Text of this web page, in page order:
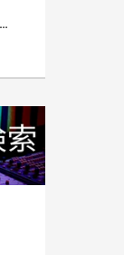
M!LK – You!Joy!Parade!